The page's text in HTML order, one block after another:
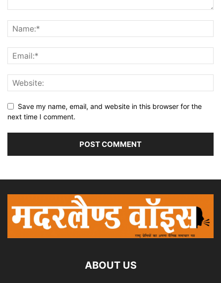
Save my name, email, and website in this browser for the
next time I comment.
ABOUT US